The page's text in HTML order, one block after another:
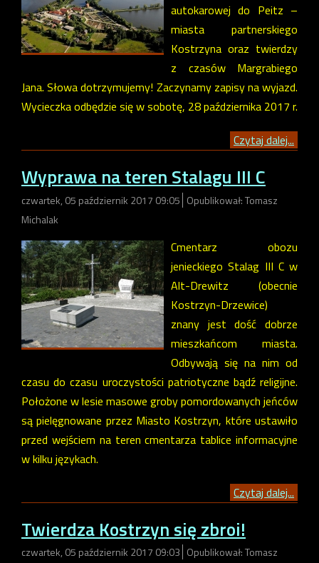
autokarowej do Peitz –
miasta partnerskiego
Kostrzyna oraz twierdzy
z czasów Margrabiego
Jana. Słowa dotrzymujemy! Zaczynamy zapisy na wyjazd.
Wycieczka odbędzie się w sobotę, 28 października 2017 r.
Czytaj dalej...
Wyprawa na teren Stalagu III C
czwartek, 05 październik 2017 09:05 Opublikował: Tomasz
Michalak
Cmentarz obozu
jenieckiego Stalag III C w
Alt-Drewitz (obecnie
Kostrzyn-Drzewice)
znany jest dość dobrze
mieszkańcom miasta.
Odbywają się na nim od
czasu do czasu uroczystości patriotyczne bądź religijne.
Położone w lesie masowe groby pomordowanych jeńców
są pielęgnowane przez Miasto Kostrzyn, które ustawiło
przed wejściem na teren cmentarza tablice informacyjne
w kilku językach.
Czytaj dalej...
Twierdza Kostrzyn się zbroi!
czwartek, 05 październik 2017 09:03 Opublikował: Tomasz